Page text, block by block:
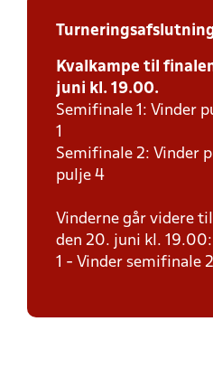
Kvalkampe til
juni kl. 19.00.
Semifinale 1: Vinder
1
Semifinale 2: Vinder
pulje 4
Vinderne går videre
den 20. juni kl.
1 - Vinder semifinale